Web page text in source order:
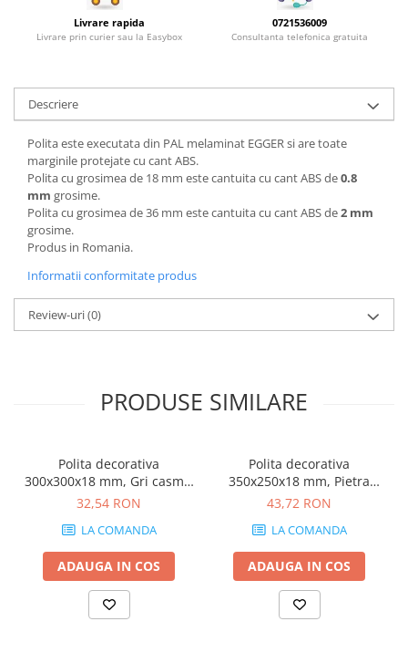
Livrare rapida
Livrare prin curier sau la Easybox
0721536009
Consultanta telefonica gratuita
Descriere
Polita este executata din PAL melaminat EGGER si are toate
marginile protejate cu cant ABS.
Polita cu grosimea de 18 mm este cantuita cu cant ABS de0.8
mm grosime.
Polita cu grosimea de 36 mm este cantuita cu cant ABS de2 mm
grosime.
Produs in Romania.
Informatii conformitate produs
Review-uri(0)
PRODUSE SIMILARE
Polita decorativa
300x300x18 mm, Gri casmir
U702 ST9, grosime 18 mm
32,54 RON
LA COMANDA
ADAUGA IN COS
Polita decorativa
350x250x18 mm, Pietra
Grigia negru F206 ST9,
43,72 RON
LA COMANDA
ADAUGA IN COS